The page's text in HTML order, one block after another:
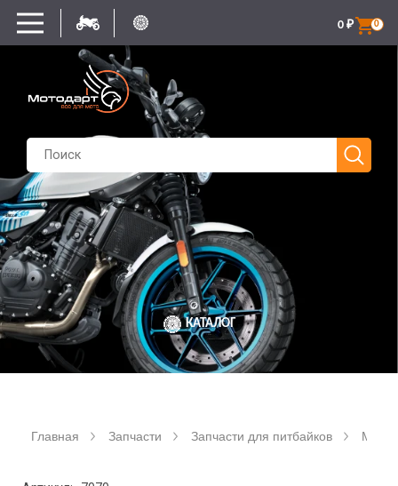
0
0 ₽
КАТАЛОГ
Главная Запчасти Запчасти для питбайков Мотор